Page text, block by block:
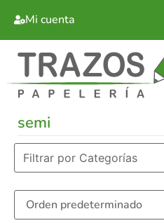
Mi cuenta
semi
Filtrar por Categorías